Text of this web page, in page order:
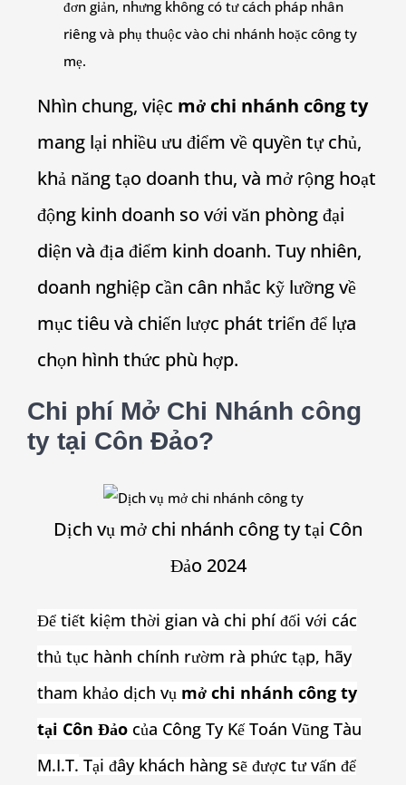
đơn giản, nhưng không có tư cách pháp nhân
riêng và phụ thuộc vào chi nhánh hoặc công ty
mẹ.
Nhìn chung, việc mở chi nhánh công ty
mang lại nhiều ưu điểm về quyền tự chủ,
khả năng tạo doanh thu, và mở rộng hoạt
động kinh doanh so với văn phòng đại
diện và địa điểm kinh doanh. Tuy nhiên,
doanh nghiệp cần cân nhắc kỹ lưỡng về
mục tiêu và chiến lược phát triển để lựa
chọn hình thức phù hợp.
Chi phí Mở Chi Nhánh công
ty tại Côn Đảo?
Dịch vụ mở chi nhánh công ty tại Côn
Đảo 2024
Để tiết kiệm thời gian và chi phí đối với các
thủ tục hành chính rườm rà phức tạp, hãy
tham khảo dịch vụ mở chi nhánh công ty
tại Côn Đảo của Công Ty Kế Toán Vũng Tàu
M.I.T. Tại đây khách hàng sẽ được tư vấn để